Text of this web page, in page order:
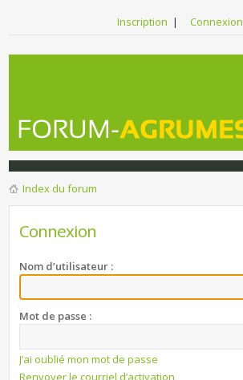
Inscription | Connexion
Index du forum
Connexion
Nom d’utilisateur :
Mot de passe :
J’ai oublié mon mot de passe
Renvoyer le courriel d’activation